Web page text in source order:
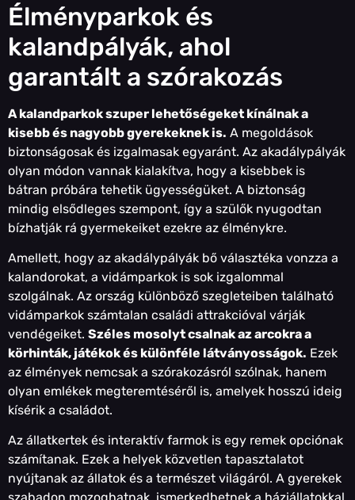
Élményparkok és
kalandpályák, ahol
garantált a szórakozás
A kalandparkok szuper lehetőségeket kínálnak a
kisebb és nagyobb gyerekeknek is. A megoldások
biztonságosak és izgalmasak egyaránt. Az akadálypályák
olyan módon vannak kialakítva, hogy a kisebbek is
bátran próbára tehetik ügyességüket. A biztonság
mindig elsődleges szempont, így a szülők nyugodtan
bízhatják rá gyermekeiket ezekre az élménykre.
Amellett, hogy az akadálypályák bő választéka vonzza a
kalandorokat, a vidámparkok is sok izgalommal
szolgálnak. Az ország különböző szegleteiben található
vidámparkok számtalan családi attrakcióval várják
vendégeiket. Széles mosolyt csalnak az arcokra a
körhinták, játékok és különféle látványosságok. Ezek
az élmények nemcsak a szórakozásról szólnak, hanem
olyan emlékek megteremtéséről is, amelyek hosszú ideig
kísérik a családot.
Az állatkertek és interaktív farmok is egy remek opciónak
számítanak. Ezek a helyek közvetlen tapasztalatot
nyújtanak az állatok és a természet világáról. A gyerekek